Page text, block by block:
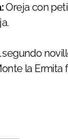
Oreja con
segundo
la